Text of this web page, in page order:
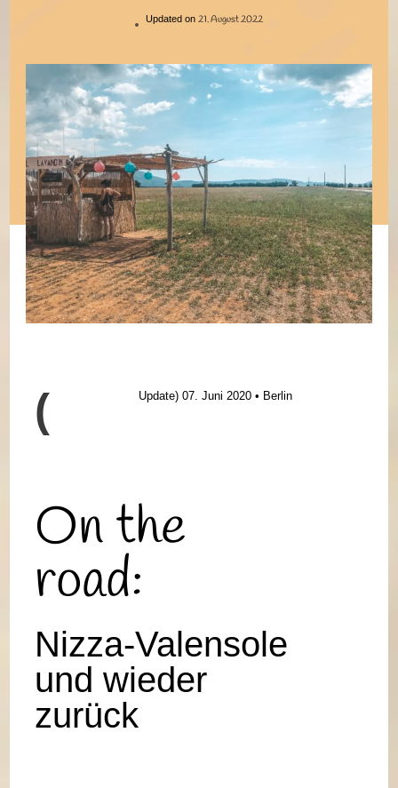
Updated on 21. August 2022
( Update) 07. Juni 2020 • Berlin
On the
road:
Nizza-Valensole
und wieder
zurück